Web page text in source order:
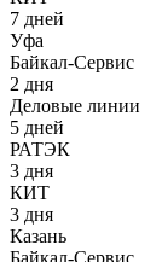
7 дней
Уфа
Байкал-Сервис
2 дня
Деловые линии
5 дней
РАТЭК
3 дня
КИТ
3 дня
Казань
Байкал-Сервис